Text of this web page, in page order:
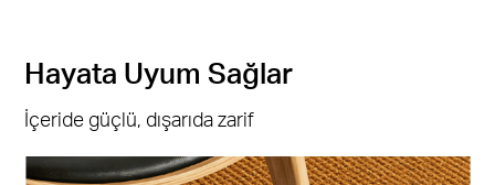
Hayata Uyum Sağlar
İçeride güçlü, dışarıda zarif